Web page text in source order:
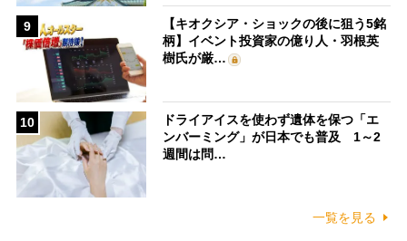
9
【キオクシア・ショックの後に狙う5銘
柄】イベント投資家の億り人・羽根英
樹氏が厳…
10
ドライアイスを使わず遺体を保つ「エ
ンバーミング」が日本でも普及 1～2
週間は問…
一覧を見る